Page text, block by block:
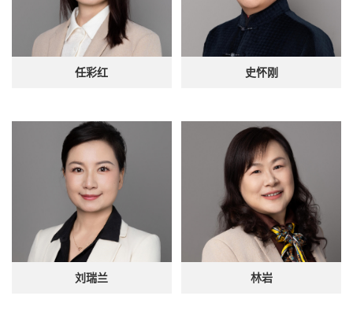
任彩红 史怀刚
刘瑞兰 林岩